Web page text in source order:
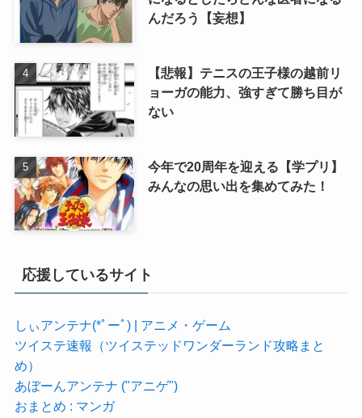
んだろう【妄想】
【悲報】テニスの王子様の越前リ
ョーガの能力、強すぎて勝ち目が
ない
今年で20周年を迎える【学プリ】
みんなの思い出を集めてみた！
応援しているサイト
しぃアンテナ(*ﾟーﾟ) | アニメ・ゲーム
ツイステ速報（ツイステッドワンダーランド攻略まと
め）
あぼーんアンテナ ("アニゲ")
おまとめ : マンガ